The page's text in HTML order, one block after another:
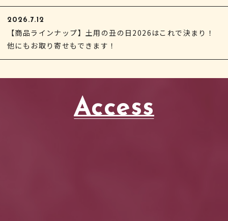
2026.7.12
【商品ラインナップ】土用の丑の日2026はこれで決まり！
他にもお取り寄せもできます！
Access